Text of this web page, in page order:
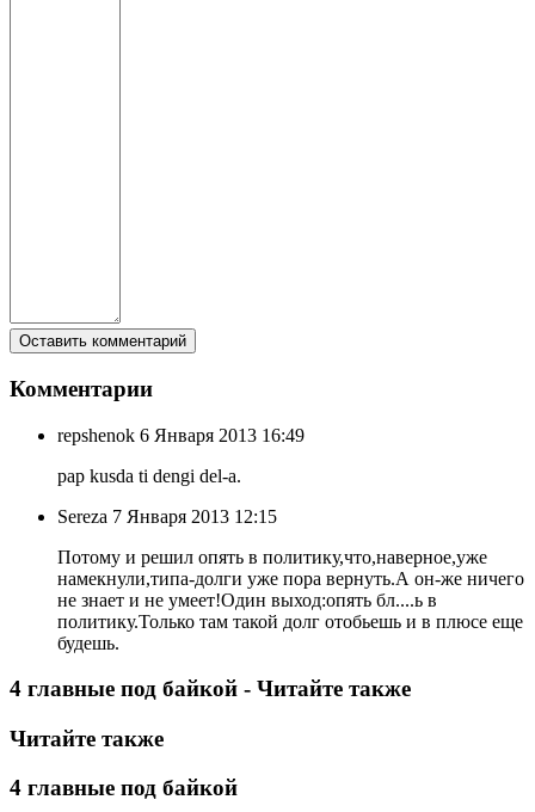
Комментарии
repshenok 6 Января 2013 16:49
pap kusda ti dengi del-a.
Sereza 7 Января 2013 12:15
Потому и решил опять в политику,что,наверное,уже
намекнули,типа-долги уже пора вернуть.А он-же ничего
не знает и не умеет!Один выход:опять бл....ь в
политику.Только там такой долг отобьешь и в плюсе еще
будешь.
4 главные под байкой - Читайте также
Читайте также
4 главные под байкой